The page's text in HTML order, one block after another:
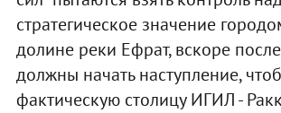
стратегическое значение
долине реки Ефрат, вскоре
должны начать наступление,
фактическую столицу ИГИЛ -